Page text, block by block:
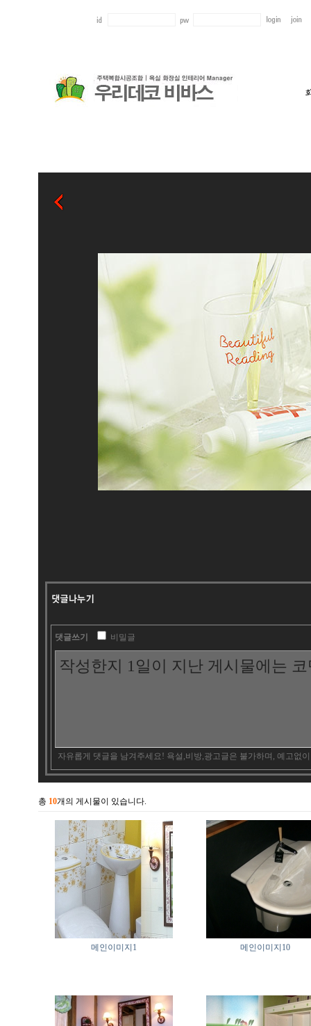
댓글쓰기 비밀글
자유롭게 댓글을 남겨주세요! 욕설,비방,광고글은 불가하며, 예고없
총 10개의 게시물이 있습니다.
메인이미지1 메인이미지10